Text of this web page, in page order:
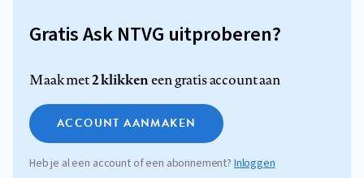
Gratis Ask NTVG uitproberen?
Maak met2 klikkeneen gratis account aan
ACCOUNT AANMAKEN
Heb je al een account of een abonnement?Inloggen